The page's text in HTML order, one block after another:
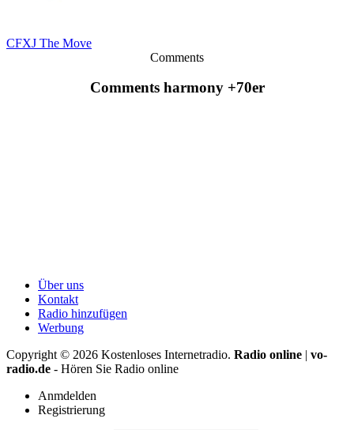
CFXJ The Move
Comments
Comments harmony +70er
Über uns
Kontakt
Radio hinzufügen
Werbung
Copyright © 2026 Kostenloses Internetradio. Radio online | vo-
radio.de - Hören Sie Radio online
Anmdelden
Registrierung